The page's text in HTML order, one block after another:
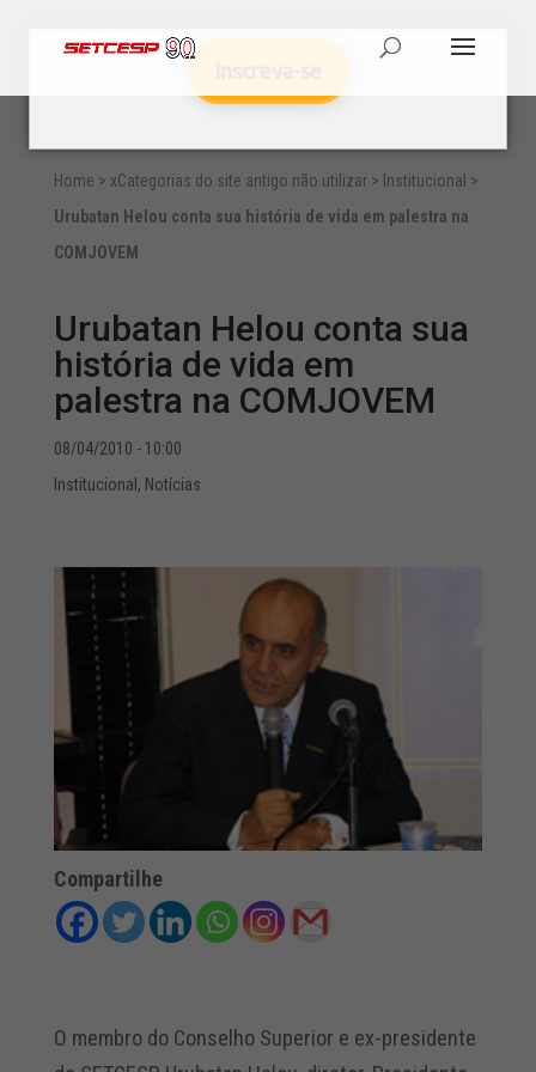
Home > xCategorias do site antigo não utilizar> Institucional >
Urubatan Helou conta sua história de vida em palestra na
COMJOVEM
Urubatan Helou conta sua
história de vida em
palestra na COMJOVEM
08/04/2010 - 10:00
Institucional , Notícias
Compartilhe
O membro do Conselho Superior e ex-presidente